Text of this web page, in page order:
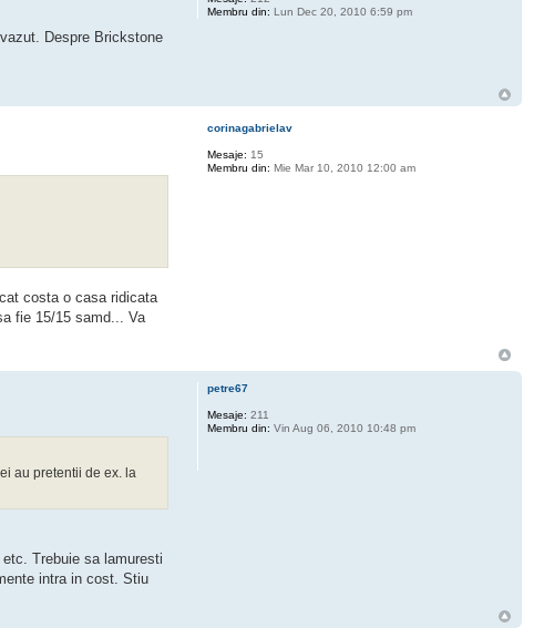
Despre Brickstone
Membru din: Lun Dec 20, 2010 6:59 pm
costa o casa ridicata
fie 15/15 samd... Va
corinagabrielav
Mesaje: 15
Membru din: Mie Mar 10, 2010 12:00 am
au pretentii de ex. la
Trebuie sa lamuresti
intra in cost. Stiu
petre67
Mesaje: 211
Membru din: Vin Aug 06, 2010 10:48 pm